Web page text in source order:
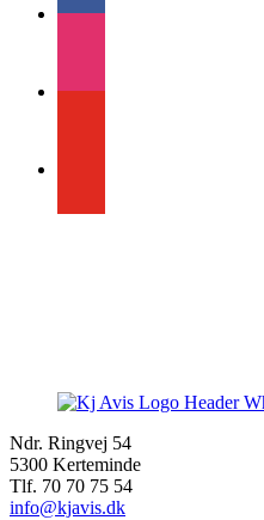
Ndr. Ringvej 54
5300 Kerteminde
Tlf. 70 70 75 54
info@kjavis.dk